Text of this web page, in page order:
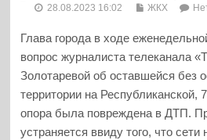
28.08.2023 16:02 ЖКХ
Глава города в ходе
вопрос журналиста телеканала
Золотаревой об оставшейся без
территории на Республиканской,
опора была повреждена в ДТП.
устраняется ввиду того, что сети